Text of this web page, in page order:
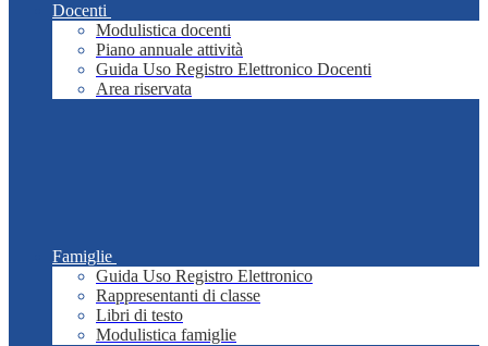
Docenti
Modulistica docenti
Piano annuale attività
Guida Uso Registro Elettronico Docenti
Area riservata
Famiglie
Guida Uso Registro Elettronico
Rappresentanti di classe
Libri di testo
Modulistica famiglie